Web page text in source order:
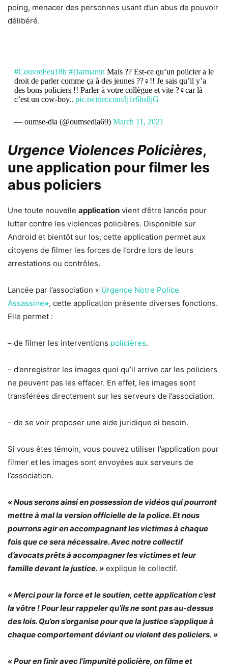
poing, menacer des personnes usant d’un abus de pouvoir
délibéré.
#CouvreFeu18h #Darmanin Mais ?? Est-ce qu’un policier a le
droit de parler comme ça à des jeunes ??‍♀️!! Je sais qu’il y’a
des bons policiers !! Parler à votre collègue et vite ?‍♀️car là
c’est un cow-boy.. pic.twitter.com/lj1r6hs8jG
— oumse-dia (@oumsedia69) March 11, 2021
Urgence Violences Policières,
une application pour filmer les
abus policiers
Une toute nouvelle application vient d’être lancée pour
lutter contre les violences policières. Disponible sur
Android et bientôt sur Ios, cette application permet aux
citoyens de filmer les forces de l’ordre lors de leurs
arrestations ou contrôles.
Lancée par l’association « Urgence Notre Police
Assassine», cette application présente diverses fonctions.
Elle permet :
– de filmer les interventions policières.
– d’enregistrer les images quoi qu’il arrive car les policiers
ne peuvent pas les effacer. En effet, les images sont
transférées directement sur les serveurs de l’association.
– de se voir proposer une aide juridique si besoin.
Si vous êtes témoin, vous pouvez utiliser l’application pour
filmer et les images sont envoyées aux serveurs de
l’association.
« Nous serons ainsi en possession de vidéos qui pourront
mettre à mal la version officielle de la police. Et nous
pourrons agir en accompagnant les victimes à chaque
fois que ce sera nécessaire. Avec notre collectif
d’avocats prêts à accompagner les victimes et leur
famille devant la justice. » explique le collectif.
« Merci pour la force et le soutien, cette application c’est
la vôtre ! Pour leur rappeler qu’ils ne sont pas au-dessus
des lois. Qu’on s’organise pour que la justice s’applique à
chaque comportement déviant ou violent des policiers. »
« Pour en finir avec l’impunité policière, on filme et